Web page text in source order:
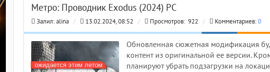
Метро: Проводник Exodus (2024) PC
Залил:alina / 13.02.2024, 08:52 / Просмотров: 922 / Комментариев:0
ожидается этим летом
Обновленная сюжетная модификация
контент из оригинальной ее версии.
планируют убрать подзагрузки на